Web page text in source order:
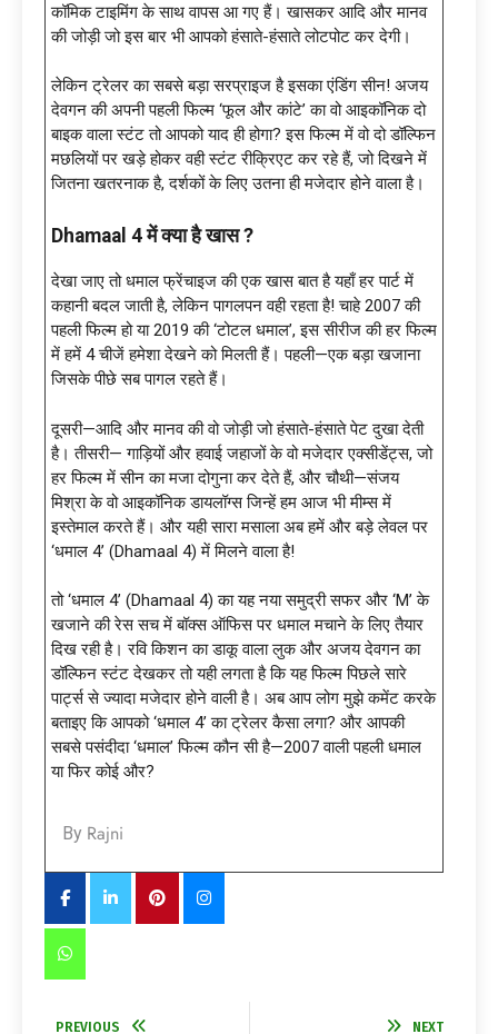
कॉमिक टाइमिंग के साथ वापस आ गए हैं। खासकर आदि और मानव
की जोड़ी जो इस बार भी आपको हंसाते-हंसाते लोटपोट कर देगी।
लेकिन ट्रेलर का सबसे बड़ा सरप्राइज है इसका एंडिंग सीन! अजय
देवगन की अपनी पहली फिल्म ‘फूल और कांटे’ का वो आइकॉनिक दो
बाइक वाला स्टंट तो आपको याद ही होगा? इस फिल्म में वो दो डॉल्फिन
मछलियों पर खड़े होकर वही स्टंट रीक्रिएट कर रहे हैं, जो दिखने में
जितना खतरनाक है, दर्शकों के लिए उतना ही मजेदार होने वाला है।
Dhamaal 4 में क्या है खास ?
देखा जाए तो धमाल फ्रेंचाइज की एक खास बात है यहाँ हर पार्ट में
कहानी बदल जाती है, लेकिन पागलपन वही रहता है! चाहे 2007 की
पहली फिल्म हो या 2019 की ‘टोटल धमाल’, इस सीरीज की हर फिल्म
में हमें 4 चीजें हमेशा देखने को मिलती हैं। पहली—एक बड़ा खजाना
जिसके पीछे सब पागल रहते हैं।
दूसरी—आदि और मानव की वो जोड़ी जो हंसाते-हंसाते पेट दुखा देती
है। तीसरी— गाड़ियों और हवाई जहाजों के वो मजेदार एक्सीडेंट्स, जो
हर फिल्म में सीन का मजा दोगुना कर देते हैं, और चौथी—संजय
मिश्रा के वो आइकॉनिक डायलॉग्स जिन्हें हम आज भी मीम्स में
इस्तेमाल करते हैं। और यही सारा मसाला अब हमें और बड़े लेवल पर
‘धमाल 4’ (Dhamaal 4) में मिलने वाला है!
तो ‘धमाल 4’ (Dhamaal 4) का यह नया समुद्री सफर और ‘M’ के
खजाने की रेस सच में बॉक्स ऑफिस पर धमाल मचाने के लिए तैयार
दिख रही है। रवि किशन का डाकू वाला लुक और अजय देवगन का
डॉल्फिन स्टंट देखकर तो यही लगता है कि यह फिल्म पिछले सारे
पार्ट्स से ज्यादा मजेदार होने वाली है। अब आप लोग मुझे कमेंट करके
बताइए कि आपको ‘धमाल 4’ का ट्रेलर कैसा लगा? और आपकी
सबसे पसंदीदा ‘धमाल’ फिल्म कौन सी है—2007 वाली पहली धमाल
या फिर कोई और?
By Rajni
PREVIOUS NEXT